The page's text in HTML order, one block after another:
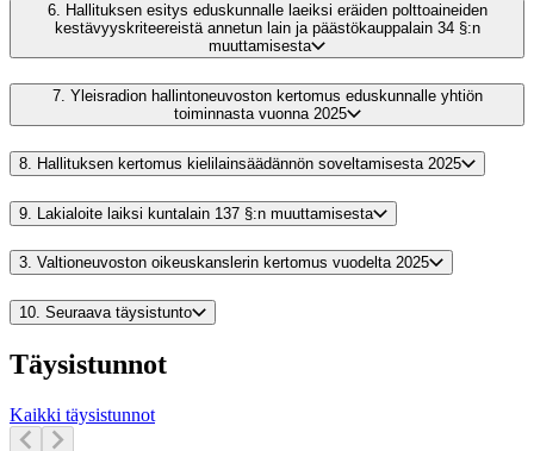
6. Hallituksen esitys eduskunnalle laeiksi eräiden polttoaineiden
kestävyyskriteereistä annetun lain ja päästökauppalain 34 §:n
muuttamisesta
7. Yleisradion hallintoneuvoston kertomus eduskunnalle yhtiön
toiminnasta vuonna 2025
8. Hallituksen kertomus kielilainsäädännön soveltamisesta 2025
9. Lakialoite laiksi kuntalain 137 §:n muuttamisesta
3. Valtioneuvoston oikeuskanslerin kertomus vuodelta 2025
10. Seuraava täysistunto
Täysistunnot
Kaikki täysistunnot